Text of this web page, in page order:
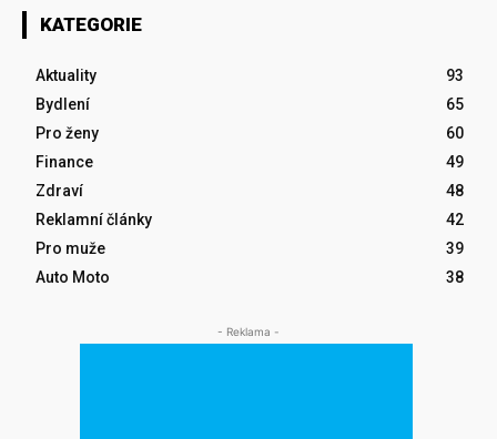
KATEGORIE
Aktuality
93
Bydlení
65
Pro ženy
60
Finance
49
Zdraví
48
Reklamní články
42
Pro muže
39
Auto Moto
38
- Reklama -